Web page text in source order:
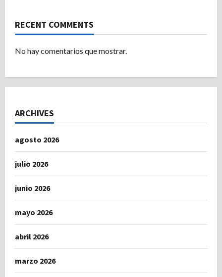
RECENT COMMENTS
No hay comentarios que mostrar.
ARCHIVES
agosto 2026
julio 2026
junio 2026
mayo 2026
abril 2026
marzo 2026